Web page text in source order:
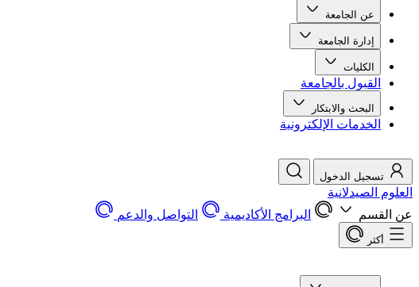
عن الجامعة
إدارة الجامعة
الكليات
القبول بالجامعة
البحث والابتكار
الخدمات الإلكترونية
تسجيل الدخول
العلوم الصيدلانية
عن القسم
البرامج الأكاديمية التواصل والدعم
أكثر